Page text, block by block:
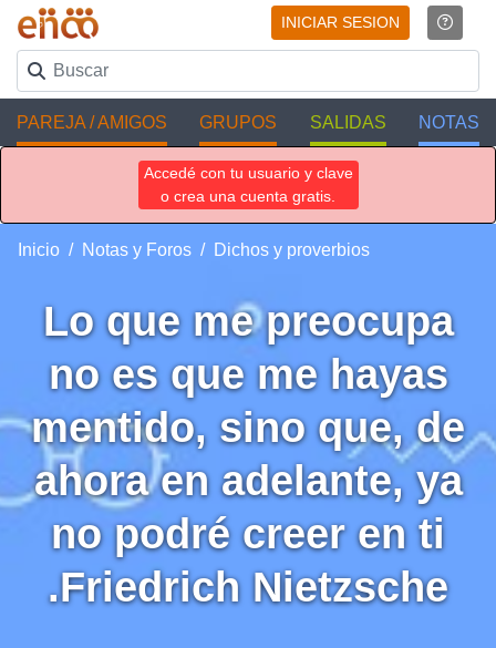
INICIAR SESION
PAREJA / AMIGOS GRUPOS SALIDAS NOTAS
Accedé con tu usuario y clave
o crea una cuenta gratis.
Inicio Notas y Foros Dichos y proverbios
Lo que me preocupa
no es que me hayas
mentido, sino que, de
ahora en adelante, ya
no podré creer en ti
.Friedrich Nietzsche